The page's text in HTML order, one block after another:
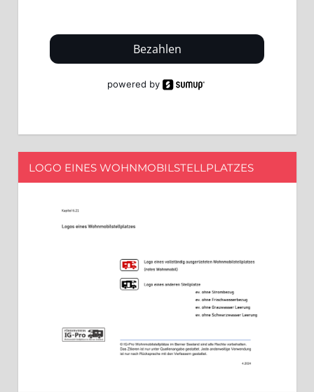
Bezahlen
powered by
LOGO EINES WOHNMOBILSTELLPLATZES